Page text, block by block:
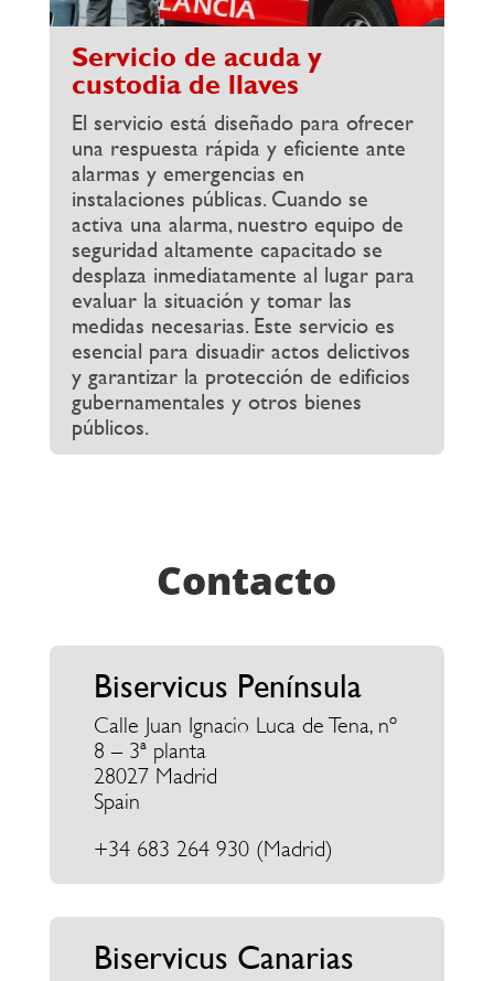
Servicio de acuda y
custodia de llaves
El servicio está diseñado para ofrecer
una respuesta rápida y eficiente ante
alarmas y emergencias en
instalaciones públicas. Cuando se
activa una alarma, nuestro equipo de
seguridad altamente capacitado se
desplaza inmediatamente al lugar para
evaluar la situación y tomar las
medidas necesarias. Este servicio es
esencial para disuadir actos delictivos
y garantizar la protección de edificios
gubernamentales y otros bienes
públicos.
Contacto
Biservicus Península
Calle Juan Ignacio Luca de Tena, nº
8 – 3ª planta
28027 Madrid
Spain
+34 683 264 930(Madrid)
Biservicus Canarias